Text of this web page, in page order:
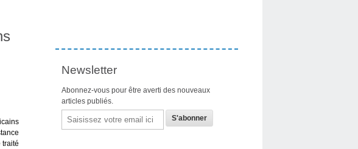
traité
Newsletter
Abonnez-vous pour être averti des nouveaux
articles publiés.
Email